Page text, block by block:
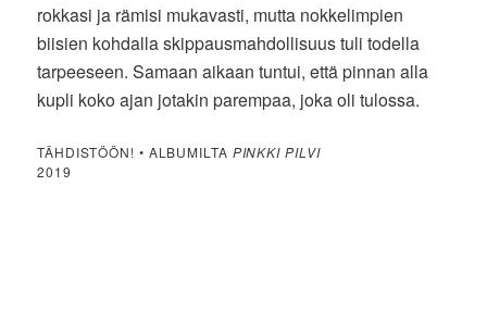
rokkasi ja rämisi mukavasti, mutta nokkelimpien
biisien kohdalla skippausmahdollisuus tuli todella
tarpeeseen. Samaan aikaan tuntui, että pinnan alla
kupli koko ajan jotakin parempaa, joka oli tulossa.
TÄHDISTÖÖN! • ALBUMILTA PINKKI PILVI
2019